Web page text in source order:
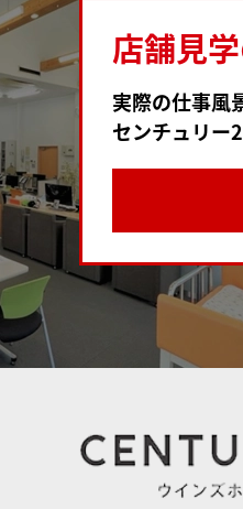
店舗見
実際の仕事風
センチュリー